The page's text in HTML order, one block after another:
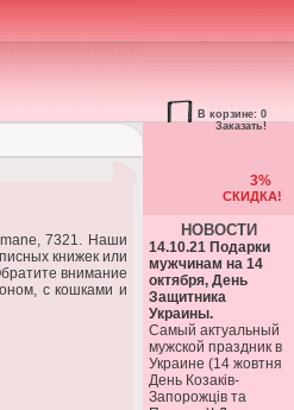
В корзине: 0
Заказать!
7321. Наши
книжек или
внимание
с кошками и
3%
СКИДКА!
НОВОСТИ
14.10.21 Подарки
мужчинам на 14
октября, День
Защитника
Украины.
Самый актуальный
мужской праздник в
Украине (14 жовтня
День Козаків-
Запорожців та